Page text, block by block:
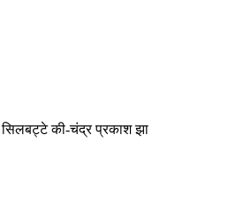
सिलबट्टे की-चंद्र प्रकाश झा